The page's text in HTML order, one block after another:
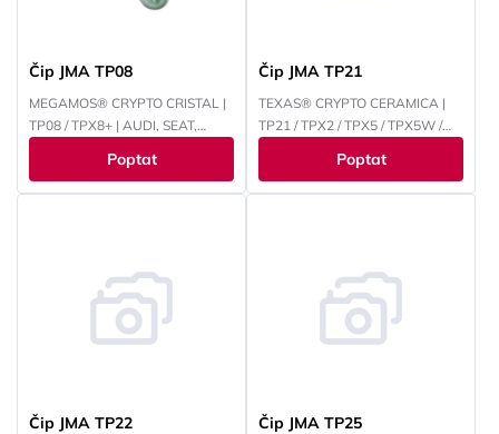
Čip JMA TP08
MEGAMOS® CRYPTO CRISTAL |
TP08 / TPX8+ | AUDI, SEAT,
Poptat
Čip JMA TP21
TEXAS® CRYPTO CERAMICA |
TP21 / TPX2 / TPX5 / TPX5W /
CHRYSLER, JEEP, PLYMOUTH,
RENAULT
Poptat
Čip JMA TP22 Čip JMA TP25